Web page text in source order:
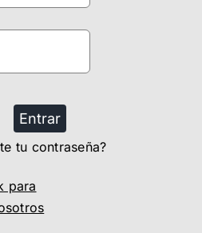
Entrar
tu contraseña?
para